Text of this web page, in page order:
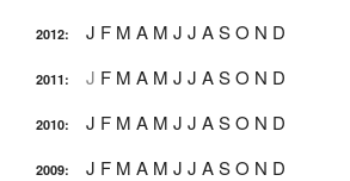
2012: J F M A M J J ASO N D
2011: J F M A M J J ASO N D
2010: J F M A M J J ASO N D
2009: J F M A M J J ASO N D